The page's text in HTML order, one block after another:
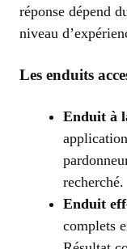
réponse dépend
niveau
Les enduits
Enduit à
recherché.
Enduit
complets